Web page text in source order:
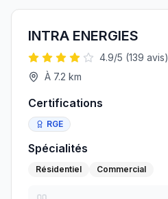
INTRA ENERGIES
4.9/5 (139 avis)
À 7.2 km
Certifications
RGE
Spécialités
Résidentiel Commercial